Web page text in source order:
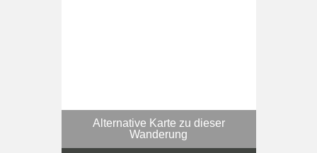
Alternative Karte zu dieser
Wanderung